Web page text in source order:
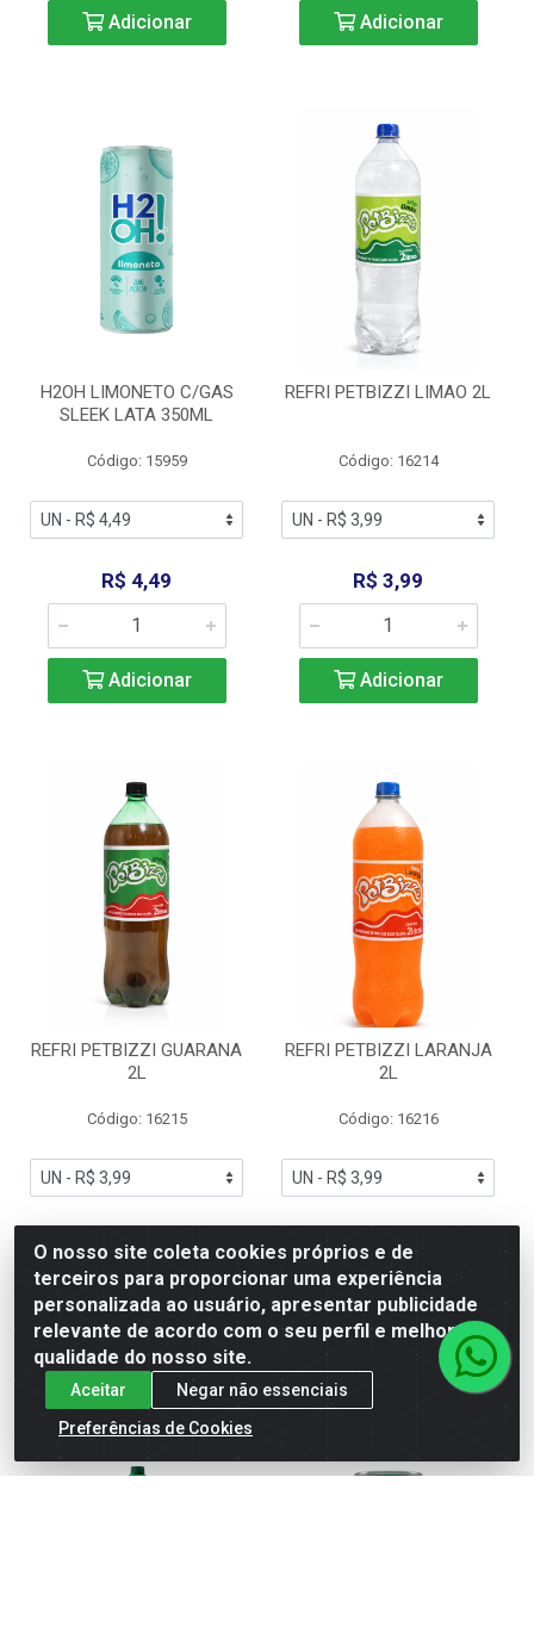
Adicionar Adicionar
H2OH LIMONETO C/GAS
SLEEK LATA 350ML
Código: 15959
R$ 4,49
Adicionar
REFRI PETBIZZI LIMAO 2L
Código: 16214
R$ 3,99
Adicionar
REFRI PETBIZZI GUARANA
2L
Código: 16215
R$ 3,99
Adicionar
REFRI PETBIZZI LARANJA
2L
Código: 16216
R$ 3,99
Adicionar
O nosso site coleta cookies próprios e de
terceiros para proporcionar uma experiência
personalizada ao usuário, apresentar publicidade
relevante de acordo com o seu perfil e melhorar a
qualidade do nosso site.
Aceitar
Negar não essenciais
Preferências de Cookies